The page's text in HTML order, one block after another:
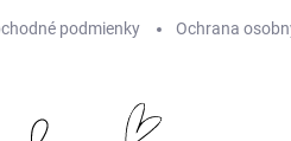
podmienky Ochrana